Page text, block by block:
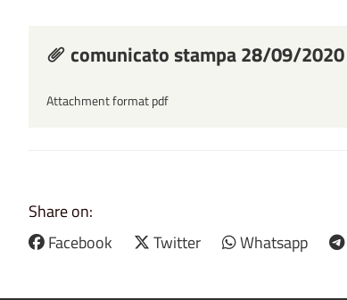
comunicato stampa 28/09/2020
Attachment format pdf
Share on:
Facebook
Twitter Whatsapp